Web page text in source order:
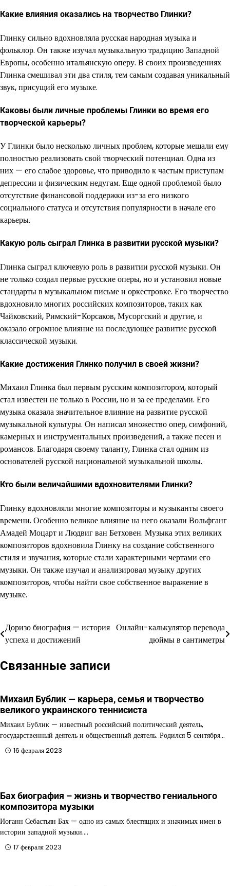
Какие влияния оказались на творчество Глинки?
Глинку сильно вдохновляла русская народная музыка и
фольклор. Он также изучал музыкальную традицию Западной
Европы, особенно итальянскую оперу. В своих произведениях
Глинка смешивал эти два стиля, тем самым создавая уникальный
звук, присущий его музыке.
Каковы были личные проблемы Глинки во время его
творческой карьеры?
У Глинки было несколько личных проблем, которые мешали ему
полностью реализовать свой творческий потенциал. Одна из
них — его слабое здоровье, что приводило к частым приступам
депрессии и физическим недугам. Еще одной проблемой было
отсутствие финансовой поддержки из-за его низкого
социального статуса и отсутствия популярности в начале его
карьеры.
Какую роль сыграл Глинка в развитии русской музыки?
Глинка сыграл ключевую роль в развитии русской музыки. Он
не только создал первые русские оперы, но и установил новые
стандарты в музыкальном письме и оркестровке. Его творчество
вдохновило многих российских композиторов, таких как
Чайковский, Римский-Корсаков, Мусоргский и другие, и
оказало огромное влияние на последующее развитие русской
классической музыки.
Какие достижения Глинко получил в своей жизни?
Михаил Глинка был первым русским композитором, который
стал известен не только в России, но и за ее пределами. Его
музыка оказала значительное влияние на развитие русской
музыкальной культуры. Он написал множество опер, симфоний,
камерных и инструментальных произведений, а также песен и
романсов. Благодаря своему таланту, Глинка стал одним из
основателей русской национальной музыкальной школы.
Кто были величайшими вдохновителями Глинки?
Глинку вдохновляли многие композиторы и музыканты своего
времени. Особенно великое влияние на него оказали Вольфганг
Амадей Моцарт и Людвиг ван Бетховен. Музыка этих великих
композиторов вдохновила Глинку на создание собственного
стиля и звучания, которые стали характерными чертами его
музыки. Он также изучал и анализировал музыку других
композиторов, чтобы найти свое собственное выражение в
музыке.
Навигация
по
записям
Доризо биография — история
успеха и достижений
Онлайн-калькулятор перевода
дюймы в сантиметры
Связанные записи
Михаил Бублик — карьера, семья и творчество
великого украинского теннисиста
Михаил Бублик — известный российский политический деятель,
государственный деятель и общественный деятель. Родился 5 сентября…
16 февраля 2023
Бах биография – жизнь и творчество гениального
композитора музыки
Иоганн Себастьян Бах — одно из самых блестящих и значимых имен в
истории западной музыки.…
17 февраля 2023